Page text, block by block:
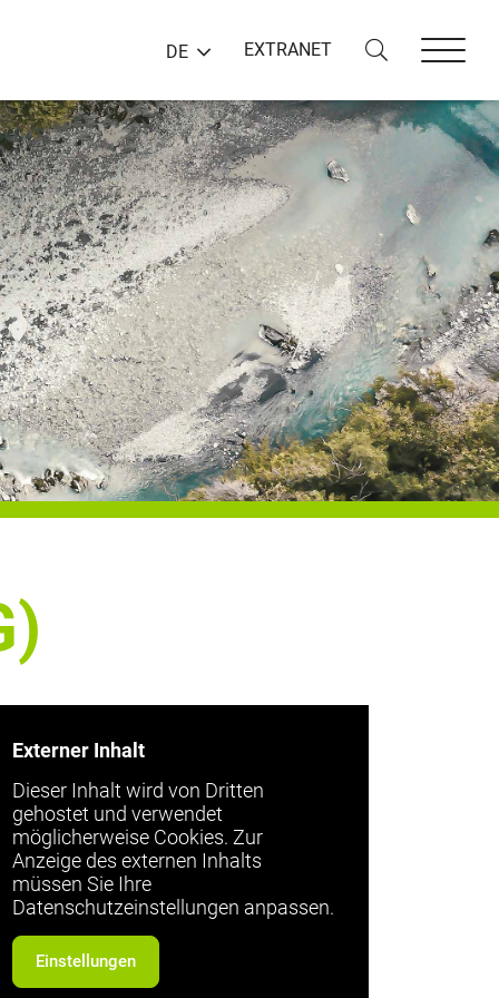
DE EXTRANET
Externer Inhalt
Dieser Inhalt wird von Dritten
gehostet und verwendet
möglicherweise Cookies. Zur
Anzeige des externen Inhalts
müssen Sie Ihre
Datenschutzeinstellungen anpassen.
Einstellungen